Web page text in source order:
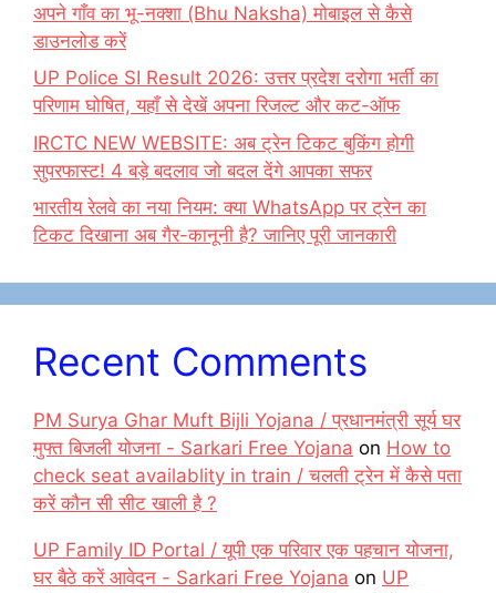
अपने गाँव का भू-नक्शा (Bhu Naksha) मोबाइल से कैसे
डाउनलोड करें
UP Police SI Result 2026: उत्तर प्रदेश दरोगा भर्ती का
परिणाम घोषित, यहाँ से देखें अपना रिजल्ट और कट-ऑफ
IRCTC NEW WEBSITE: अब ट्रेन टिकट बुकिंग होगी
सुपरफास्ट! 4 बड़े बदलाव जो बदल देंगे आपका सफर
भारतीय रेलवे का नया नियम: क्या WhatsApp पर ट्रेन का
टिकट दिखाना अब गैर-कानूनी है? जानिए पूरी जानकारी
Recent Comments
PM Surya Ghar Muft Bijli Yojana / प्रधानमंत्री सूर्य घर
मुफ्त बिजली योजना - Sarkari Free Yojana on How to
check seat availablity in train / चलती ट्रेन में कैसे पता
करें कौन सी सीट खाली है ?
UP Family ID Portal / यूपी एक परिवार एक पहचान योजना,
घर बैठे करें आवेदन - Sarkari Free Yojana on UP